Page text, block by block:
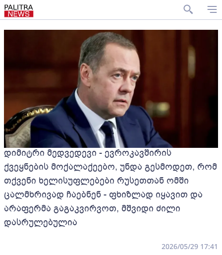
დიმიტრი მედვედევი - ევროკავშირის
ქვეყნების მოქალაქეებო, უნდა გესმოდეთ, რომ
თქვენი ხელისუფლებები რუსეთთან ომში
ცალმხრივად ჩაებნენ - ფხიზლად იყავით და
არაფერმა გაგაკვირვოთ, მშვიდი ძილი
დასრულებულია
2026/05/29 17:41